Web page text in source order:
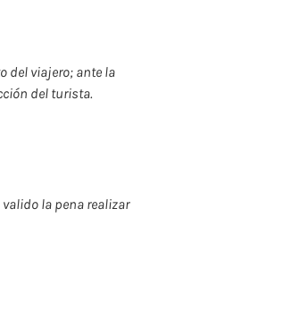
del viajero; ante la
del turista.
la pena realizar